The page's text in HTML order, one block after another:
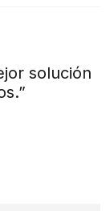
solución